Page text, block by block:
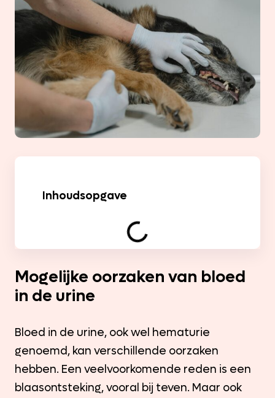
Inhoudsopgave
Mogelijke oorzaken van bloed
in de urine
Bloed in de urine, ook wel hematurie
genoemd, kan verschillende oorzaken
hebben. Een veelvoorkomende reden is een
blaasontsteking, vooral bij teven. Maar ook